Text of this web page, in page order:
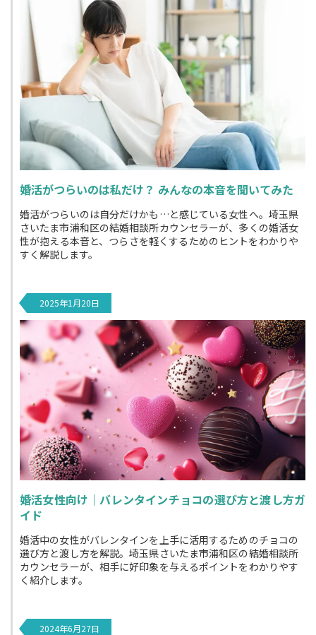
婚活がつらいのは私だけ？ みんなの本音を聞いてみた
婚活がつらいのは自分だけかも…と感じている女性へ。埼玉県
さいたま市浦和区の結婚相談所カウンセラーが、多くの婚活女
性が抱える本音と、つらさを軽くするためのヒントをわかりや
すく解説します。
2025年1月20日
婚活女性向け｜バレンタインチョコの選び方と渡し方ガ
イド
婚活中の女性がバレンタインを上手に活用するためのチョコの
選び方と渡し方を解説。埼玉県さいたま市浦和区の結婚相談所
カウンセラーが、相手に好印象を与えるポイントをわかりやす
く紹介します。
2024年6月27日